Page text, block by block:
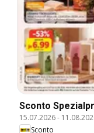
Sconto
15.07.2026-
Sconto